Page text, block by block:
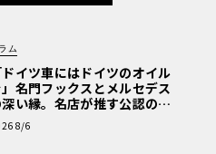
型EV向けに新開発された「M
、パッケージングの自由度が
によれば、内燃エンジンモデ
され、前後席ともに足元や頭
という。フロントにエンジン
ム
ドイツ車にはドイツのオイル
名門フックスとメルセデス
い縁。名店が推す公認の安
と、Cクラスで味わうシルキー
り〈PR〉
8/6